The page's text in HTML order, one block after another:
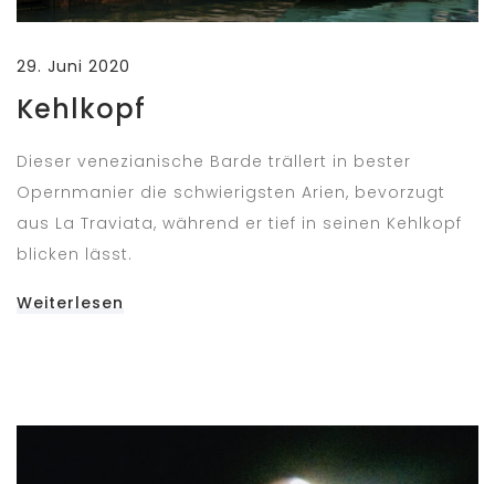
29. Juni 2020
Kehlkopf
Dieser venezianische Barde trällert in bester
Opernmanier die schwierigsten Arien, bevorzugt
aus La Traviata, während er tief in seinen Kehlkopf
blicken lässt.
Weiterlesen